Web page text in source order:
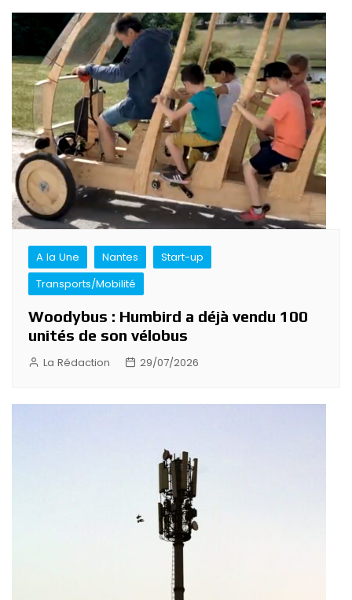
A la Une Nantes
Start-up
Transports/Mobilité
Woodybus : Humbird a déjà vendu 100
unités de son vélobus
La Rédaction 29/07/2026